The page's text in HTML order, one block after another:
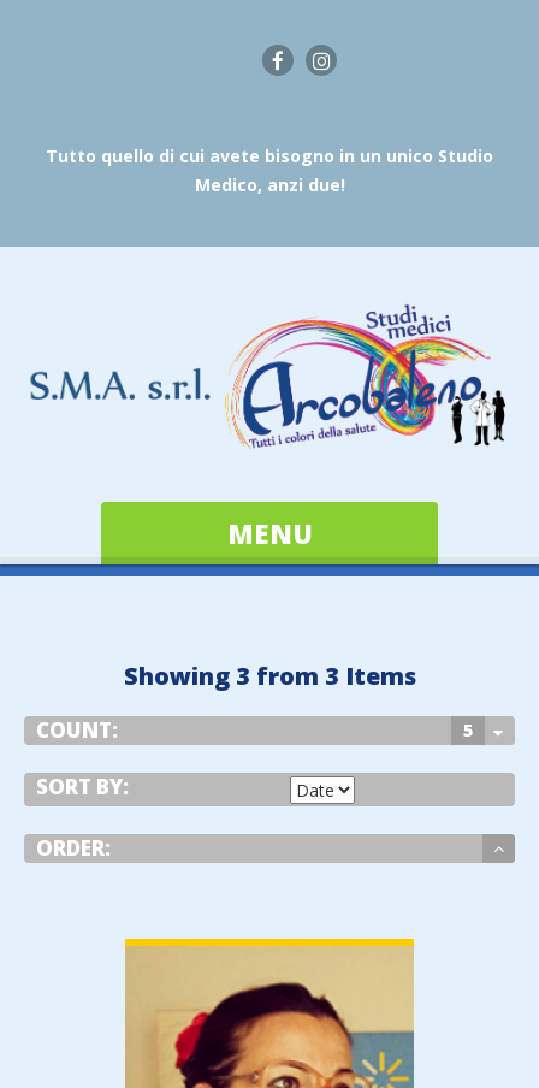
Tutto quello di cui avete bisogno in un unico Studio
Medico, anzi due!
MENU
Showing 3 from 3 Items
COUNT: 5
SORT BY:
ORDER: